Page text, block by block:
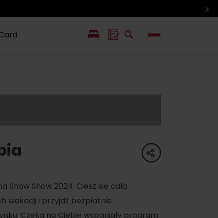
share
Show 2024. Ciesz się całą
wakacji i przyjdź bezpłatnie
Czeka na Ciebie wspaniały program